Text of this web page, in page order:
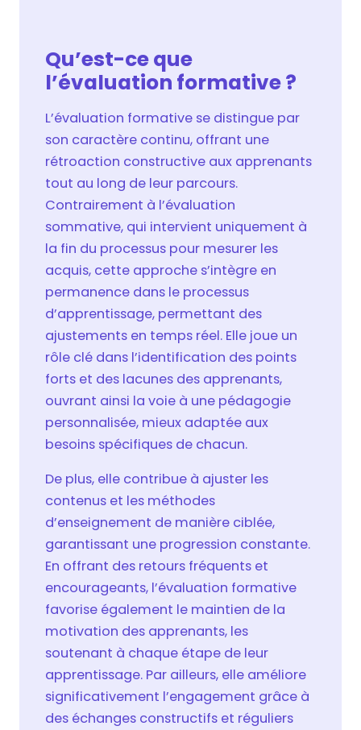
Qu’est-ce que
l’évaluation formative ?
L’évaluation formative se distingue par
son caractère continu, offrant une
rétroaction constructive aux apprenants
tout au long de leur parcours.
Contrairement à l’évaluation
sommative, qui intervient uniquement à
la fin du processus pour mesurer les
acquis, cette approche s’intègre en
permanence dans le processus
d’apprentissage, permettant des
ajustements en temps réel. Elle joue un
rôle clé dans l’identification des points
forts et des lacunes des apprenants,
ouvrant ainsi la voie à une pédagogie
personnalisée, mieux adaptée aux
besoins spécifiques de chacun.
De plus, elle contribue à ajuster les
contenus et les méthodes
d’enseignement de manière ciblée,
garantissant une progression constante.
En offrant des retours fréquents et
encourageants, l’évaluation formative
favorise également le maintien de la
motivation des apprenants, les
soutenant à chaque étape de leur
apprentissage. Par ailleurs, elle améliore
significativement l’engagement grâce à
des échanges constructifs et réguliers